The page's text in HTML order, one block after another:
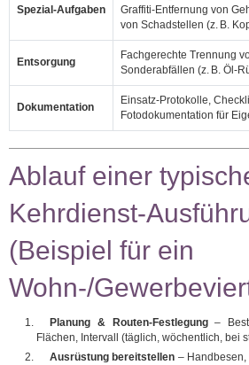
Spezial‑Aufgaben
Graffiti‑Entfernung von
von Schadstellen (z. B.
Entsorgung
Fachgerechte Trennung
Sonderabfällen (z. B.
Dokumentation
Einsatz‑Protokolle,
Fotodokumentation für
Ablauf einer
(Beispiel für ein
Wohn‑/
Planung & Routen‑Festlegung–
Flächen, Intervall (täglich, wöchentlich, bei
Ausrüstung bereitstellen –